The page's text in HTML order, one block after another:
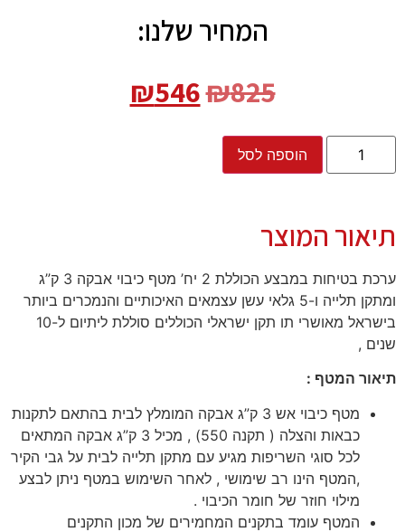
המחיר שלנו:
₪825
₪546
הוספה לסל
תיאור המוצר
ערכת בטיחות במבצע הכוללת 2 יח’ מטף כיבוי אבקה 3 ק”ג
ומתקן תלייה ו-5 גלאי עשן עצמאים האיכותיים והנמכרים ביותר
בישראל מאושרי תו תקן ישראלי הכוללים סוללת ליתיום ל-10
שנים ,
תיאור המטף :
מטף כיבוי אש 3 ק”ג אבקה המומלץ לבית בהתאם לתקנות
כבאות והצלה ( תקנה 550) , מכיל 3 ק”ג אבקה המתאים
לכל סוגי השריפות מגיע עם מתקן תלייה לבית על גבי הקיר
,המטף הינו רב שימושי , לאחר השימוש במטף ניתן לבצע
מילוי חוזר של חומר הכיבוי .
המטף עומד בתקנים המחמירים של מכון התקנים